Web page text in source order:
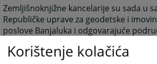
Zemljišnoknjižne kancelarije su sada u
Republičke uprave za geodetske i
poslove Banjaluka i odgovarajuće
3619PREGLEDA
Korištenje kolačića